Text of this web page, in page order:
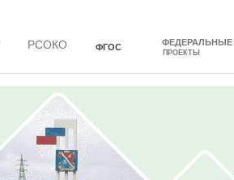
РСОКО ФГОС ФЕДЕРАЛЬНЫЕ
ПРОЕКТЫ